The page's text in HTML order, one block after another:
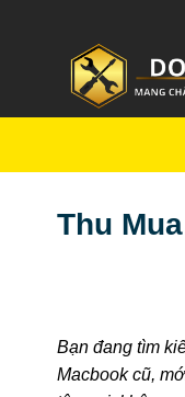
Thu
Bạn đang tìm
Macbook cũ,